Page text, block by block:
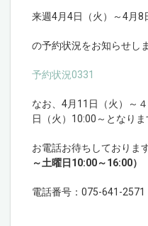
来週4月4日（火）～4月8
の予約状況をお知らせし
予約状況0331
なお、4月11日（火）～
日（火）10:00～となりま
お電話お待ちしております
～土曜日10:00～16:00）
電話番号：075-641-2571